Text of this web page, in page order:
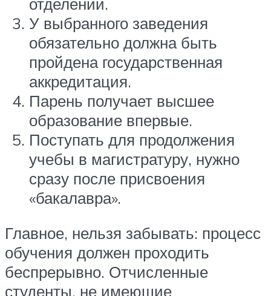
У выбранного заведения
обязательно должна быть
пройдена государственная
аккредитация.
Парень получает высшее
образование впервые.
Поступать для продолжения
учебы в магистратуру, нужно
сразу после присвоения
«бакалавра».
Главное, нельзя забывать: процесс
обучения должен проходить
беспрерывно. Отчисленные
студенты, не имеющие